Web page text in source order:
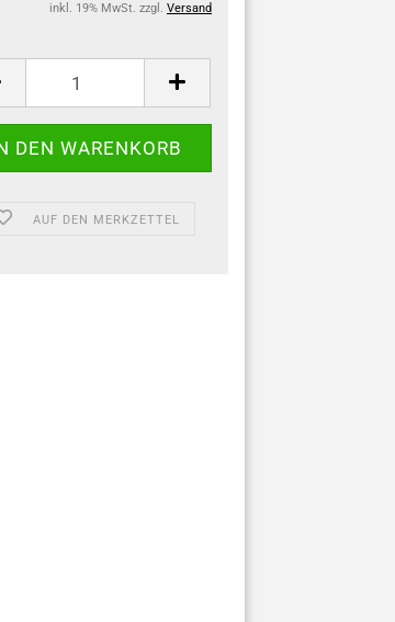
inkl. 19% MwSt. zzgl. Versand
AUF DEN MERKZETTEL